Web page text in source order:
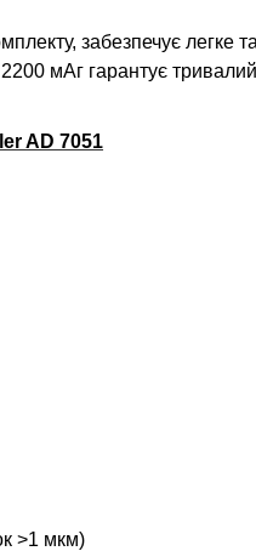
забезпечує легке
мАг гарантує
AD 7051
>1 мкм)